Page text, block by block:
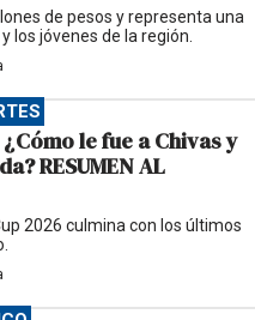
de pesos y representa una
los jóvenes de la región.
le fue a Chivas y
RESUMEN AL
2026 culmina con los últimos